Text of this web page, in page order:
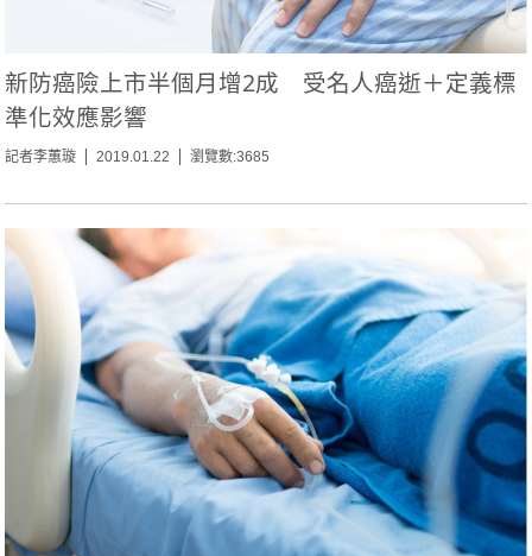
新防癌險上市半個月增2成 受名人癌逝＋定義標
準化效應影響
記者李蕙璇 2019.01.22 瀏覽數:3685